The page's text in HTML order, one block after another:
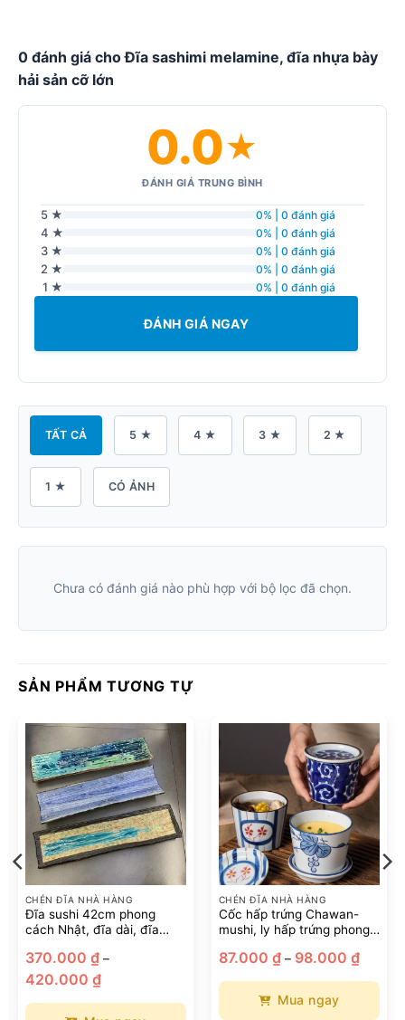
0 đánh giá cho Đĩa sashimi melamine, đĩa nhựa bày
hải sản cỡ lớn
0.0★
ĐÁNH GIÁ TRUNG BÌNH
5 ★ 0% | 0 đánh giá
4 ★ 0% | 0 đánh giá
3 ★ 0% | 0 đánh giá
2 ★ 0% | 0 đánh giá
1 ★ 0% | 0 đánh giá
ĐÁNH GIÁ NGAY
TẤT CẢ 5 ★ 4 ★ 3 ★ 2 ★
1 ★ CÓ ẢNH
Chưa có đánh giá nào phù hợp với bộ lọc đã chọn.
SẢN PHẨM TƯƠNG TỰ
CHÉN ĐĨA NHÀ HÀNG
Đĩa sushi 42cm phong
cách Nhật, đĩa dài, đĩa
370.000 ₫ –
420.000 ₫Khoảng
giá:
CHÉN ĐĨA NHÀ HÀNG
Cốc hấp trứng Chawan-
mushi, ly hấp trứng phong
87.000 ₫ – 98.000 ₫Khoảng
giá:
87.000
Mua ngay